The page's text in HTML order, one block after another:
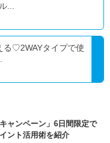
...
る♡2WAYタイプで使
ャンペーン」6日間限定で
ント活用術を紹介